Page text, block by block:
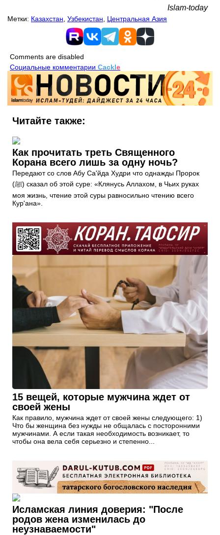
Islam-today
Метки: Казахстан Узбекистан Центральная Азия
Comments are disabled
Социальные комментарии Cackle
Читайте также:
Как прочитать треть Священного
Корана всего лишь за одну ночь?
Передают со слов Абу Са'йда Худри что однажды Пророк
(ﷺ) сказал об этой суре: «Клянусь Аллахом, в Чьих руках
моя жизнь, чтение этой суры равносильно чтению всего
Кур'ана».
15 вещей, которые мужчина ждет от
своей жены
Как правило, мужчина ждет от своей жены следующего: 1)
Что бы женщина без нужды не общалась с посторонними
мужчинами. А если такая необходимость возникает, то
чтобы она вела себя серьезно и степенно...
Исламская линия доверия: "После
родов жена изменилась до
неузнаваемости"